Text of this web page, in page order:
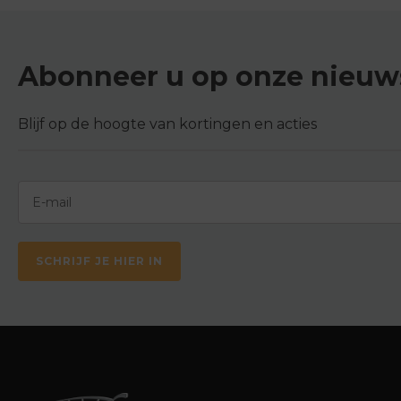
Abonneer u op onze
Blijf op de hoogte van kortingen en acties
SCHRIJF JE HIER IN